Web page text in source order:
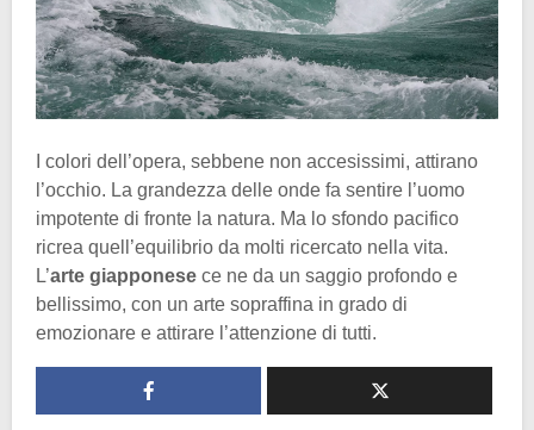
I colori dell’opera, sebbene non accesissimi, attirano
l’occhio. La grandezza delle onde fa sentire l’uomo
impotente di fronte la natura. Ma lo sfondo pacifico
ricrea quell’equilibrio da molti ricercato nella vita.
L’arte giapponese ce ne da un saggio profondo e
bellissimo, con un arte sopraffina in grado di
emozionare e attirare l’attenzione di tutti.